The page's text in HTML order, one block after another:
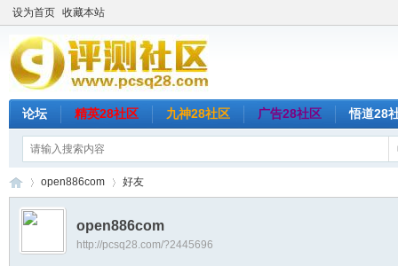
设为首页 收藏本站
论坛 精英28社区 九神28社区 广告28社区 悟道28
›
open886com 好友
open886com
http://pcsq28.com/?2445696